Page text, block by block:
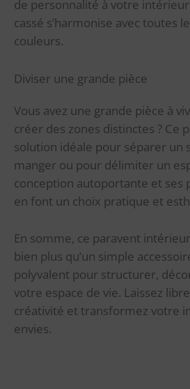
de personnalité à votre
cassé s’harmonise avec toutes
couleurs.
Diviser une grande pièce
Vous avez une grande pièce à
créer des zones distinctes ? Ce
solution idéale pour séparer un
manger ou pour délimiter un
conception autoportante et ses
en font un choix pratique et
En somme, ce paravent
bien plus qu’un simple
polyvalent pour structurer,
votre espace de vie. Laissez
créativité et transformez votre
envies.